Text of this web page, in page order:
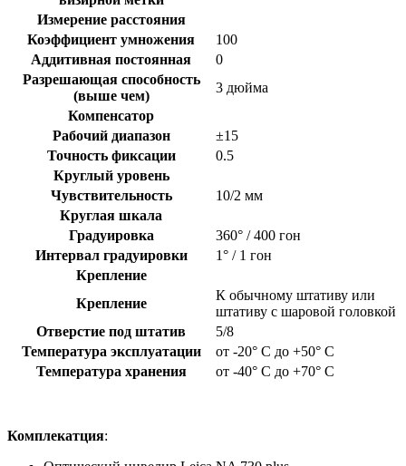
Измерение расстояния
Коэффициент умножения
100
Аддитивная постоянная
0
Разрешающая способность
(выше чем)
3 дюйма
Компенсатор
Рабочий диапазон
±15
Точность фиксации
0.5
Круглый уровень
Чувствительность
10/2 мм
Круглая шкала
Градуировка
360° / 400 гон
Интервал градуировки
1° / 1 гон
Крепление
Крепление
К обычному штативу или
штативу с шаровой головкой
Отверстие под штатив
5/8
Температура эксплуатации
от -20° C до +50° C
Температура хранения
от -40° C до +70° C
Комплекатция: